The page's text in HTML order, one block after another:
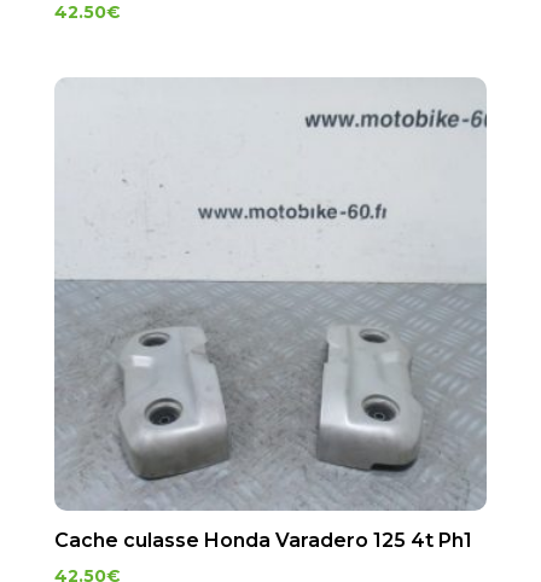
42.50€
Cache culasse Honda Varadero 125 4t Ph1
42.50€